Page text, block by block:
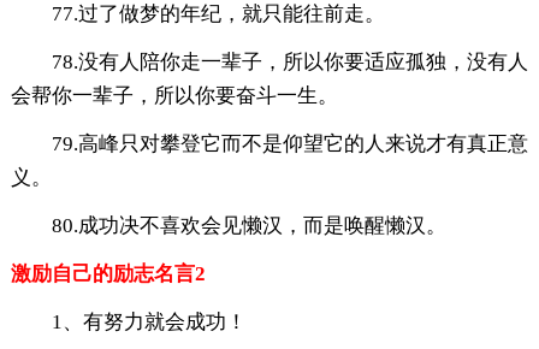
77.过了做梦的年纪，就只能往前走。
78.没有人陪你走一辈子，所以你要适应孤独，没有人
会帮你一辈子，所以你要奋斗一生。
79.高峰只对攀登它而不是仰望它的人来说才有真正意
义。
80.成功决不喜欢会见懒汉，而是唤醒懒汉。
激励自己的励志名言2
1、有努力就会成功！